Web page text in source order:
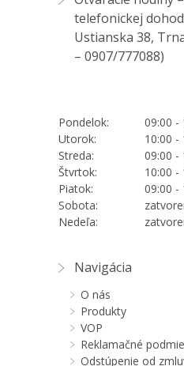
telefonickej
Ustianska 38,
– 0907/777088)
Pondelok:
09:00 -
Utorok:
10:00 -
Streda:
09:00 -
Štvrtok:
10:00 -
Piatok:
09:00 -
Sobota:
Nedeľa:
Navigácia
O nás
Produkty
VOP
Reklamačné
Odstúpenie od